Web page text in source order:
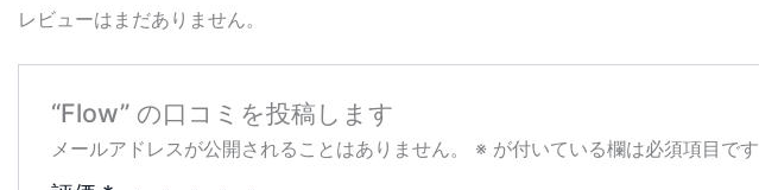
レビューはまだありません。
“Flow” の口コミを投稿します
メールアドレスが公開されることはありません。 ※ が付いている欄は必須項目です